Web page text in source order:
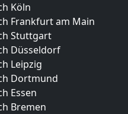
Köln
Frankfurt am Main
Stuttgart
Düsseldorf
Leipzig
Dortmund
Essen
Bremen